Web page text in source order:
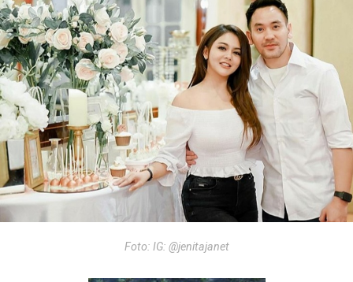
Foto: IG: @jenitajanet